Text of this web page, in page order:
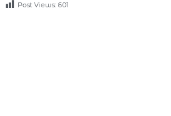
Post Views: 601